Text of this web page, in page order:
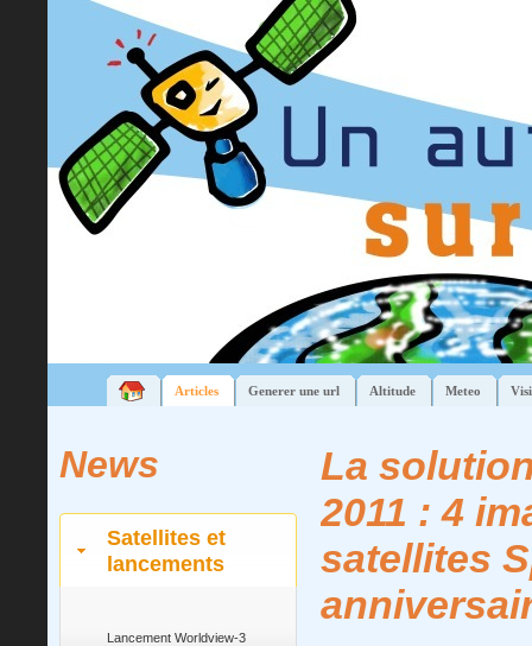
Articles Generer une url Altitude Meteo
News
Satellites et
lancements
Lancement Worldview-3
La
2011 : 4
satellites